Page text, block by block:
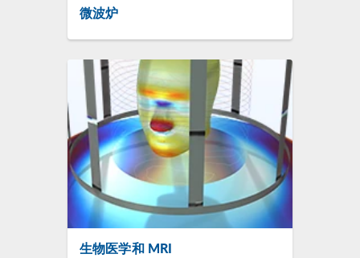
微波炉
生物医学和 MRI